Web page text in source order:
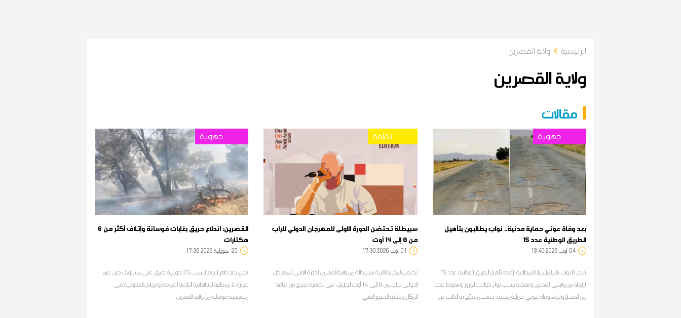
الرئيسية ولاية القصرين
ولاية القصرين
مقالات
جهوية
بعد وفاة عوني حماية مدنية.. نواب يطالبون بتأهيل
الطريق الوطنية عدد 15
04 13:40 2026 أوت
أصدر 8 نواب بالبرلمان بيانا للمطالبة بإعادة تأهيل الطريق الوطنية عدد 15
الرابطة بين ولايتي القصرين وقفصة بسبب تواتر حوادث المرور وسقوط عدد
من الضحايا وآخرها وفاة عوني حماية مدنية، حسب ما صرّح به النائب عن
ثقافة
سبيطلة تحتضن الدورة الأولى للمهرجان الدولي للراب
من 8 إلى 14 أوت
01 17:30 2026 أوت
تحتضن المدينة الأثرية بسبيطلة من ولاية القصرين الدورة الأولى للمهرجان
الدولي للراب من 8 إلى 14 أوت الجاري، في تظاهرة تجمع بين عراقة
المكان وحداثة التعبير الفني
جهوية
القصرين: اندلاع حريق بغابات فوسانة وإتلاف أكثر من 6
هكتارات
25 17:36 2026 جويلية
اندلع بعد ظهر اليوم السبت 25 جويلية حريق على مستوى جبل عين
عمارة 2 بمنطقة السلاطنية التابعة لعمادة بودرياس الحدودية في
معتمدية فوسانة من ولاية القصرين